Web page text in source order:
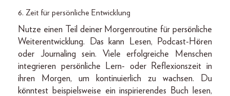
6. Zeit für persönliche Entwicklung
Nutze einen Teil deiner Morgenroutine für persönliche
Weiterentwicklung. Das kann Lesen, Podcast-Hören
oder Journaling sein. Viele erfolgreiche Menschen
integrieren persönliche Lern- oder Reflexionszeit in
ihren Morgen, um kontinuierlich zu wachsen. Du
könntest beispielsweise ein inspirierendes Buch lesen,